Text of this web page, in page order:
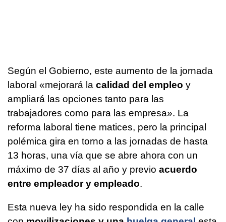
Según el Gobierno, este aumento de la jornada
laboral «mejorará la calidad del empleo y
ampliará las opciones tanto para las
trabajadores como para las empresa». La
reforma laboral tiene matices, pero la principal
polémica gira en torno a las jornadas de hasta
13 horas, una vía que se abre ahora con un
máximo de 37 días al año y previo acuerdo
entre empleador y empleado.
Esta nueva ley ha sido respondida en la calle